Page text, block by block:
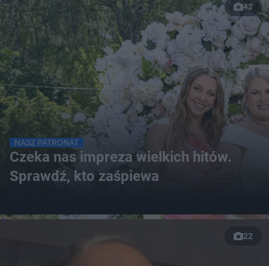
42
NASZ PATRONAT
Czeka nas impreza wielkich hitów.
Sprawdź, kto zaśpiewa
22